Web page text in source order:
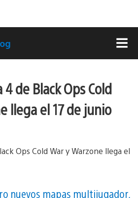
de Black Ops Cold
llega el 17 de junio
nuevos mapas multijugador,